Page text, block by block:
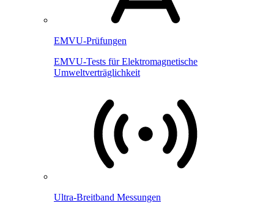
EMVU-Prüfungen
EMVU-Tests für Elektromagnetische
Umweltverträglichkeit
Ultra-Breitband Messungen